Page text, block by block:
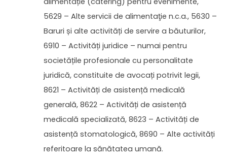
5629 – Alte servicii de alimentaţie n.c.a., 5630 –
Baruri și alte activități de servire a băuturilor,
6910 – Activități juridice – numai pentru
societățile profesionale cu personalitate
juridică, constituite de avocați potrivit legii,
8621 – Activități de asistență medicală
generală, 8622 – Activități de asistență
medicală specializată, 8623 – Activități de
asistență stomatologică, 8690 – Alte activități
referitoare la sănătatea umană.